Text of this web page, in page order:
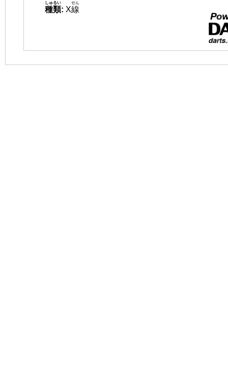
種類
しゅるい
: X線
せん